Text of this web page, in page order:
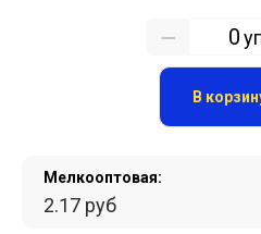
Мелкооптовая:
2.17 руб
В